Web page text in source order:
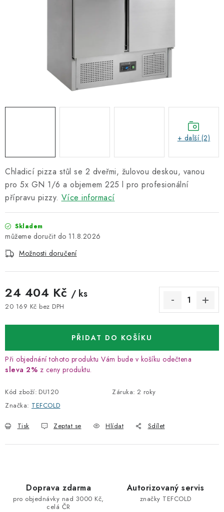
Obchodní podmínky
Chladicí pizza stůl se 2 dveřmi, žulovou deskou, vanou
pro 5x GN 1/6 a objemem 225 l pro profesionální
přípravu pizzy. Více informací
Skladem
11.8.2026
Možnosti doručení
24 404 Kč / ks
20 169 Kč bez DPH
PŘIDAT DO KOŠÍKU
Při objednání tohoto produktu Vám bude v košíku odečtena
sleva 2% z ceny produktu.
Kód zboží: DU120 Záruka: 2 roky
Značka: TEFCOLD
Tisk Zeptat se Hlídat Sdílet
+ další (2)
Doprava zdarma
pro objednávky nad 3000 Kč,
celá ČR
Autorizovaný servis
značky TEFCOLD